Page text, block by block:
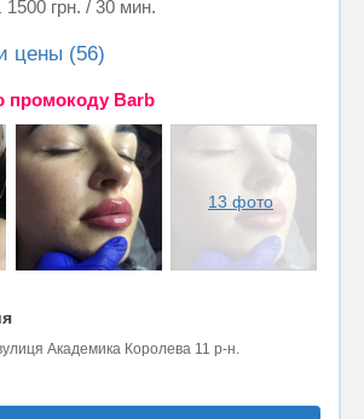
1500 грн. / 30 мин.
цены (56)
промокоду Barb
13 фото
Академика Королева 11 р-н.